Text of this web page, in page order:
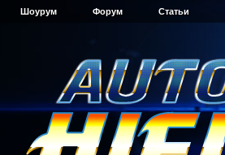
Шоурум Форум Статьи